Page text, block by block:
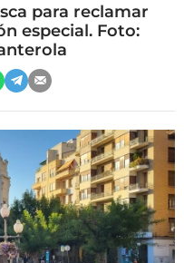
para reclamar
especial. Foto: